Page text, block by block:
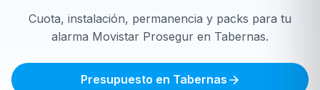
Cuota, instalación, permanencia y packs para tu
alarma Movistar Prosegur en Tabernas.
Presupuesto en Tabernas